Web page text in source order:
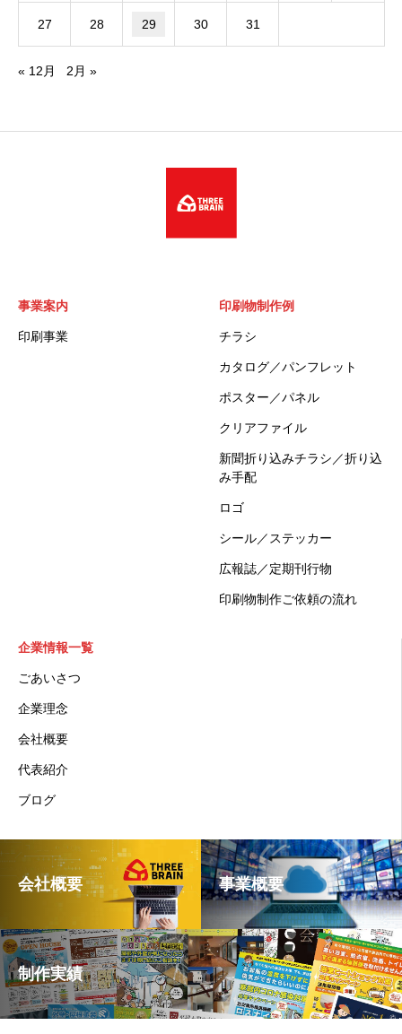
27 28 29 30 31
« 12月 2月 »
事業案内
印刷事業
印刷物制作例
チラシ
カタログ／パンフレット
ポスター／パネル
クリアファイル
新聞折り込みチラシ／折り込
み手配
ロゴ
シール／ステッカー
広報誌／定期刊行物
印刷物制作ご依頼の流れ
企業情報一覧
ごあいさつ
企業理念
会社概要
代表紹介
ブログ
会社概要 事業概要
制作実績